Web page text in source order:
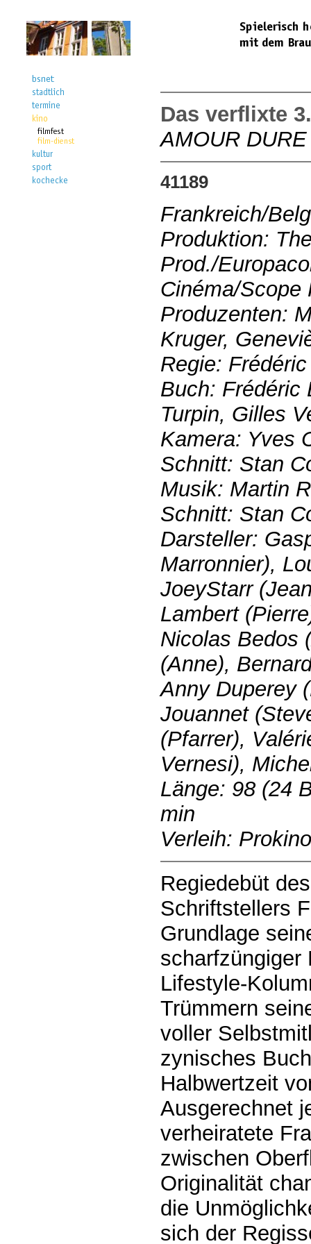
Das verflixte
AMOUR
41189
Frankreich/
Produktion:
Prod./
Cinéma/Scope
Produzenten:
Kruger,
Regie:
Buch: Frédéric
Turpin, Gilles
Kamera: Yves
Schnitt: Stan
Musik: Martin
Schnitt: Stan
Darsteller:
Marronnier),
JoeyStarr
Lambert
Nicolas Bedos
(Anne),
Anny Duperey
Jouannet
(Pfarrer),
Vernesi),
Länge: 98 (24
min
Verleih: Prokino
Regiedebüt
Schriftstellers
Grundlage
scharfzüngiger
Lifestyle-
Trümmern
voller
zynisches
Halbwertzeit
Ausgerechnet
verheiratete
zwischen
Originalität
die
sich der